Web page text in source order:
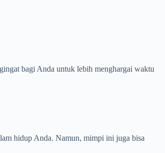
bagi Anda untuk lebih menghargai waktu
hidup Anda. Namun, mimpi ini juga bisa